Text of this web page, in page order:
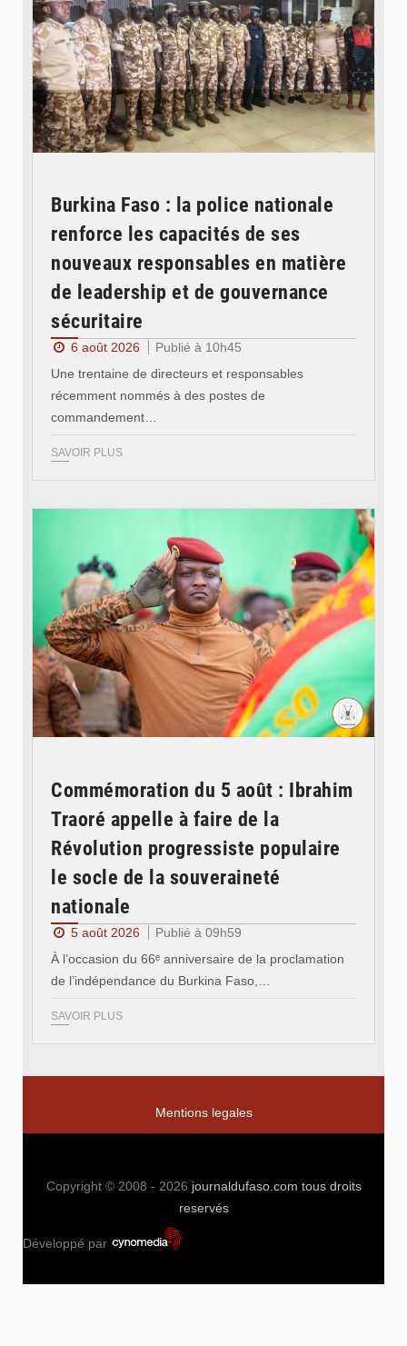
Burkina Faso : la police nationale
renforce les capacités de ses
nouveaux responsables en matière
de leadership et de gouvernance
sécuritaire
6 août 2026
Publié à 10h45
Une trentaine de directeurs et responsables
récemment nommés à des postes de
commandement…
SAVOIR PLUS
Commémoration du 5 août : Ibrahim
Traoré appelle à faire de la
Révolution progressiste populaire
le socle de la souveraineté
nationale
5 août 2026
Publié à 09h59
À l’occasion du 66ᵉ anniversaire de la proclamation
de l’indépendance du Burkina Faso,…
SAVOIR PLUS
Mentions legales
Copyright © 2008 - 2026 journaldufaso.com tous droits
reservés
Développé par